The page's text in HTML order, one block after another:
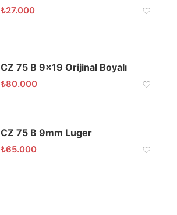
₺27.000
CZ 75 B 9×19 Orijinal Boyalı
₺80.000
CZ 75 B 9mm Luger
₺65.000